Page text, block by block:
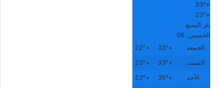
+
33°
+
23°
بئر السبع
الخميس, 06
الجمعة
+
33°
+
22°
السبت
+
33°
+
23°
الأحد
+
35°
+
23°